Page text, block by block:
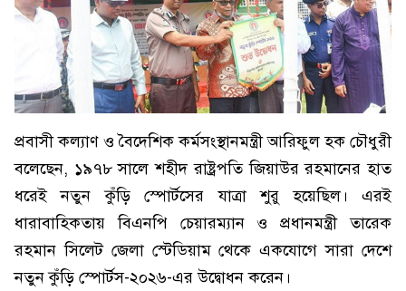
প্রবাসী কল্যাণ ও বৈদেশিক কর্মসংস্থানমন্ত্রী আরিফুল হক চৌধুরী
বলেছেন, ১৯৭৮ সালে শহীদ রাষ্ট্রপতি জিয়াউর রহমানের হাত
ধরেই নতুন কুঁড়ি স্পোর্টসের যাত্রা শুরু হয়েছিল। এরই
ধারাবাহিকতায় বিএনপি চেয়ারম্যান ও প্রধানমন্ত্রী তারেক
রহমান সিলেট জেলা স্টেডিয়াম থেকে একযোগে সারা দেশে
নতুন কুঁড়ি স্পোর্টস-২০২৬-এর উদ্বোধন করেন।